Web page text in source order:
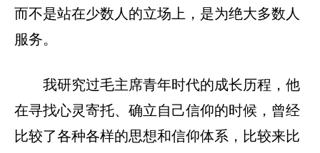
而不是站在少数人的立场上，是为绝大多数人
服务。
我研究过毛主席青年时代的成长历程，他
在寻找心灵寄托、确立自己信仰的时候，曾经
比较了各种各样的思想和信仰体系，比较来比